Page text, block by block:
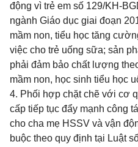
động vì trẻ em số 129/KH-
ngành Giáo dục giai đoạn
mầm non, tiểu học tăng
việc cho trẻ uống sữa; sản
phải đảm bảo chất lượng
mầm non, học sinh tiểu học
4. Phối hợp chặt chẽ với cơ
cấp tiếp tục đẩy mạnh công
cho cha mẹ HSSV và vận
buộc theo quy định tại Luật